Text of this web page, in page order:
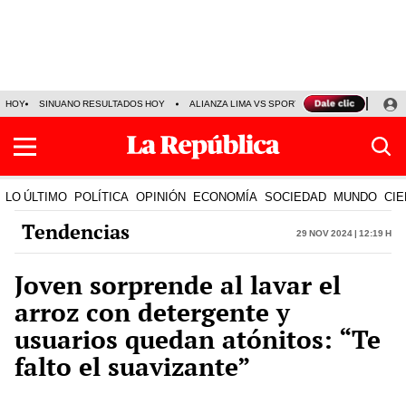
HOY SINUANO RESULTADOS HOY ALIANZA LIMA VS SPORT BOYS JORGE
LO ÚLTIMO POLÍTICA OPINIÓN ECONOMÍA SOCIEDAD MUNDO
Tendencias 29 Nov 2024 | 12:19 h
Joven sorprende al lavar el
arroz con detergente y
usuarios quedan atónitos: “Te
falto el suavizante”